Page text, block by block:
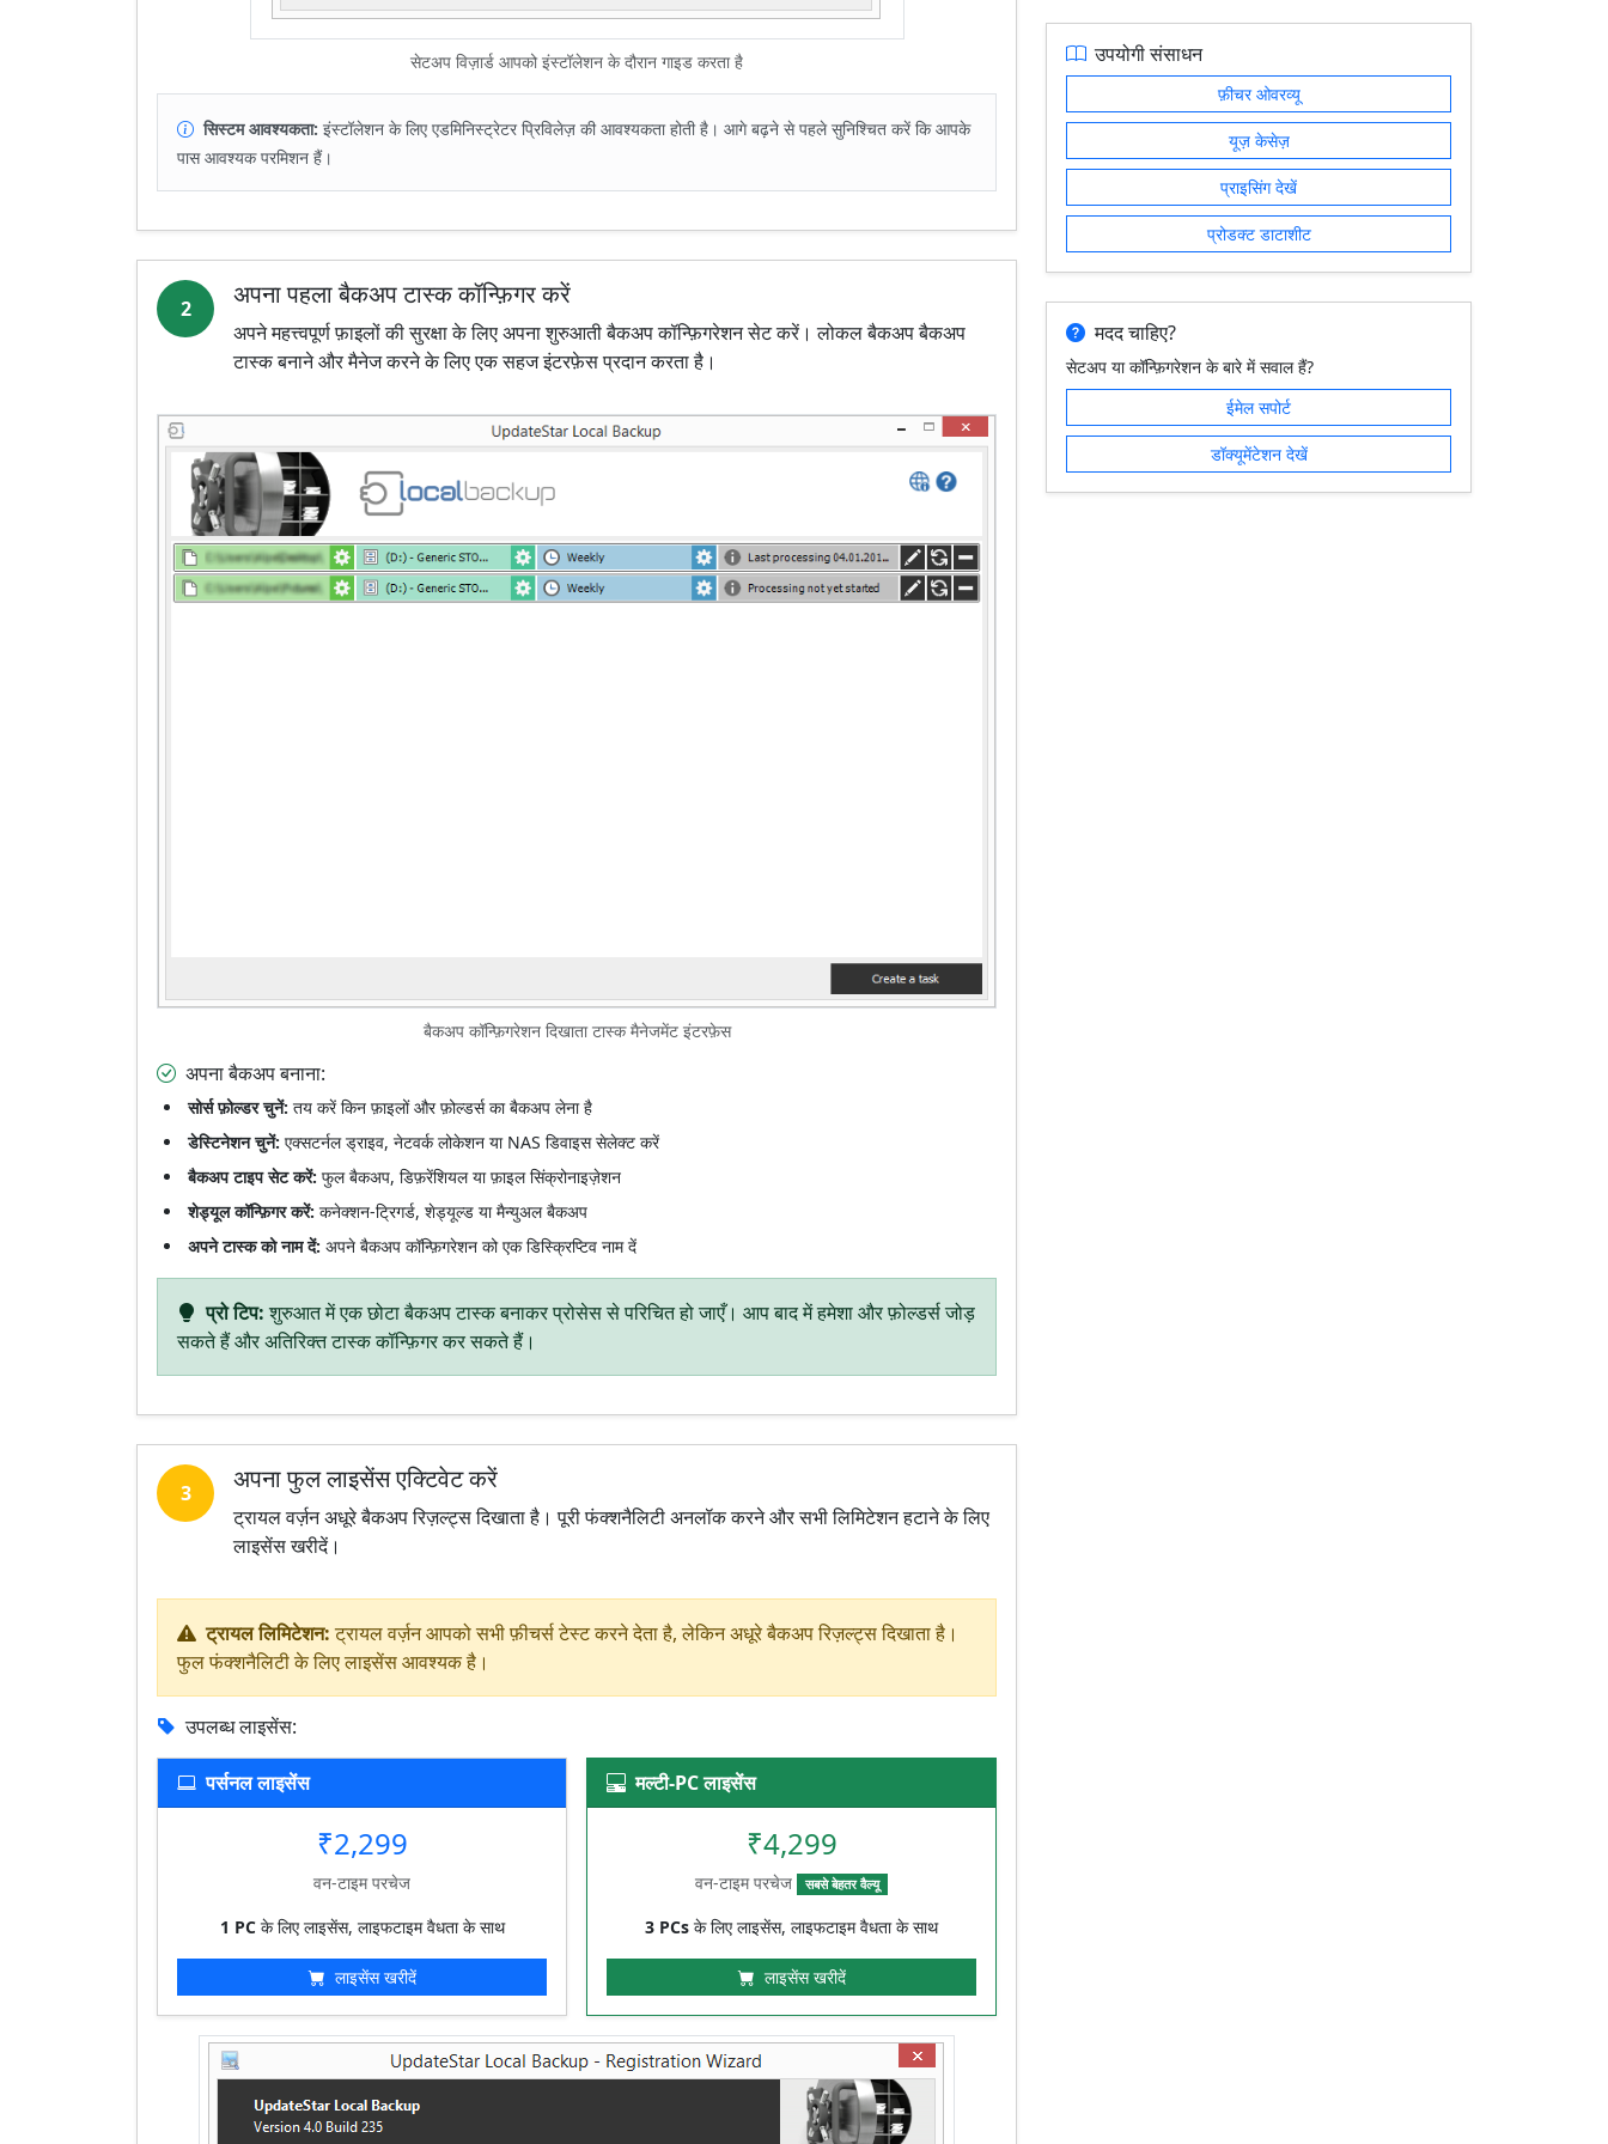
सेटअप विज़ार्ड आपको इंस्टॉलेशन के दौरान गाइड करता है
सिस्टम आवश्यकता: इंस्टॉलेशन के लिए एडमिनिस्ट्रेटर प्रिविलेज़ की आवश्यकता होती है। आगे बढ़ने से पहले सुनिश्चित करें कि आपके
पास आवश्यक परमिशन हैं।
2 अपना पहला बैकअप टास्क कॉन्फ़िगर करें
अपने महत्त्वपूर्ण फ़ाइलों की सुरक्षा के लिए अपना शुरुआती बैकअप कॉन्फ़िगरेशन सेट करें। लोकल बैकअप बैकअप
टास्क बनाने और मैनेज करने के लिए एक सहज इंटरफ़ेस प्रदान करता है।
बैकअप कॉन्फ़िगरेशन दिखाता टास्क मैनेजमेंट इंटरफ़ेस
अपना बैकअप बनाना:
सोर्स फ़ोल्डर चुनें: तय करें किन फ़ाइलों और फ़ोल्डर्स का बैकअप लेना है
डेस्टिनेशन चुनें: एक्सटर्नल ड्राइव, नेटवर्क लोकेशन या NAS डिवाइस सेलेक्ट करें
बैकअप टाइप सेट करें: फुल बैकअप, डिफ़रेंशियल या फ़ाइल सिंक्रोनाइज़ेशन
शेड्यूल कॉन्फ़िगर करें: कनेक्शन-ट्रिगर्ड, शेड्यूल्ड या मैन्युअल बैकअप
अपने टास्क को नाम दें: अपने बैकअप कॉन्फ़िगरेशन को एक डिस्क्रिप्टिव नाम दें
प्रो टिप:शुरुआत में एक छोटा बैकअप टास्क बनाकर प्रोसेस से परिचित हो जाएँ। आप बाद में हमेशा और फ़ोल्डर्स जोड़
सकते हैं और अतिरिक्त टास्क कॉन्फ़िगर कर सकते हैं।
3 अपना फुल लाइसेंस एक्टिवेट करें
ट्रायल वर्ज़न अधूरे बैकअप रिज़ल्ट्स दिखाता है। पूरी फंक्शनैलिटी अनलॉक करने और सभी लिमिटेशन हटाने के लिए
लाइसेंस खरीदें।
ट्रायल लिमिटेशन:ट्रायल वर्ज़न आपको सभी फ़ीचर्स टेस्ट करने देता है, लेकिन अधूरे बैकअप रिज़ल्ट्स दिखाता है।
फुल फंक्शनैलिटी के लिए लाइसेंस आवश्यक है।
उपलब्ध लाइसेंस:
पर्सनल लाइसेंस
₹2,299
वन-टाइम परचेज
1 PCके लिए लाइसेंस, लाइफटाइम वैधता के साथ
लाइसेंस खरीदें
मल्टी-PC लाइसेंस
₹4,299
वन-टाइम परचेज सबसे बेहतर वैल्यू
3 PCs के लिए लाइसेंस, लाइफटाइम वैधता के साथ
लाइसेंस खरीदें
उपयोगी संसाधन
फ़ीचर ओवरव्यू
यूज़ केसेज़
प्राइसिंग देखें
प्रोडक्ट डाटाशीट
मदद चाहिए?
सेटअप या कॉन्फ़िगरेशन के बारे में सवाल हैं?
ईमेल सपोर्ट
डॉक्यूमेंटेशन देखें